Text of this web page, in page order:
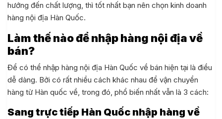
hướng đến chất lượng, thì tốt nhất bạn nên chọn kinh doanh
hàng nội địa Hàn Quốc.
Làm thế nào để nhập hàng nội địa về
bán?
Để có thể nhập hàng nội địa Hàn Quốc về bán hiện tại là điều
dễ dàng. Bởi có rất nhiều cách khác nhau để vận chuyển
hàng từ Hàn quốc về, trong đó, phổ biến nhất vẫn là 3 cách:
Sang trực tiếp Hàn Quốc nhập hàng về